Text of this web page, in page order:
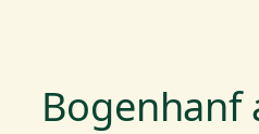
Bogenhanf